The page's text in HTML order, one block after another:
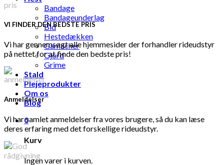
Bandage
Bandageunderlag
Bid
Hestedækken
Gamacher
Gjord
Grime
Stald
Plejeprodukter
Om os
Blog
0
Kurv
Ingen varer i kurven.
VI FINDER DEN BEDSTE PRIS
Vi har gennemsøgt alle hjemmesider der forhandler rideudstyr
på nettet for at finde den bedste pris!
Anmeldelser
Vi har samlet anmeldelser fra vores brugere, så du kan læse
deres erfaring med det forskellige rideudstyr.